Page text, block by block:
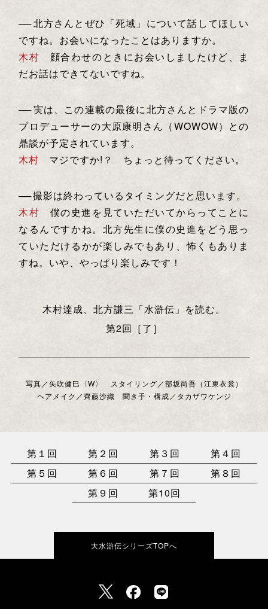
── 北方さんとぜひ「死域」について話してほしい
ですね。お会いになったことはありますか。
木村 顔合わせのときにお会いしましたけど、ま
だお話はできてないですね。
── 実は、この連載の最後に北方さんとドラマ版の
プロデューサーの大原康明さん（WOWOW）との
鼎談が予定されています。
木村 マジですか!？ ちょっと待ってください。
──撮影は終わっているタイミングだと思います。
木村 僕の史進を見ていただいてからってことに
なるんですかね。北方先生に僕の史進をどう思っ
ていただけるかが楽しみでもあり、怖くもありま
すね。いや、やっぱり楽しみです！
木村達成、北方謙三「水滸伝」を読む。
第2回［了］
写真／矢吹健巳〈W〉 スタイリング／部坂尚吾（江東衣裳）
ヘアメイク／齊藤沙織 聞き手・構成／タカザワケンジ
第１回 第２回 第３回
第４回
第５回
第６回 第７回
第８回
第９回
第10回
大水滸伝シリーズTOPへ